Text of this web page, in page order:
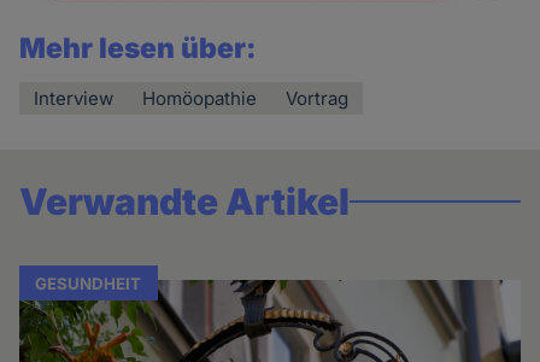
Mehr lesen über:
Interview Homöopathie Vortrag
Verwandte Artikel
GESUNDHEIT